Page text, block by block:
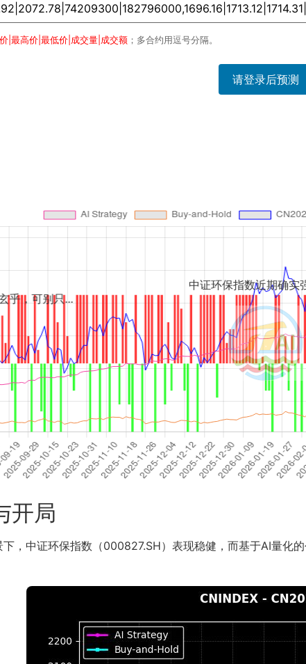
|最高价|最低价|成交量|成交额 ；多合约用逗号分隔。
请登录后预测
中证环保指数近期确实强势，但184%的年
开局
，中证环保指数（000827.SH）表现稳健，而基于AI量化